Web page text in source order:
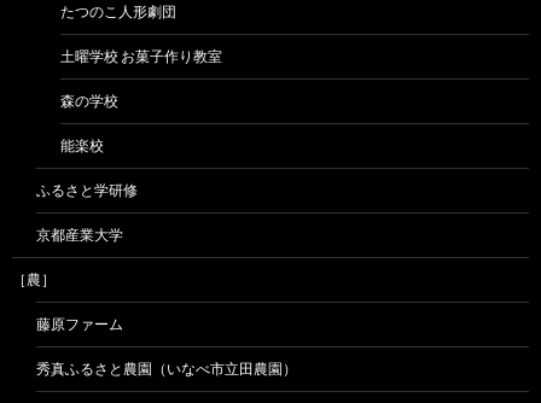
たつのこ人形劇団
土曜学校 お菓子作り教室
森の学校
能楽校
ふるさと学研修
京都産業大学
［農］
藤原ファーム
秀真ふるさと農園（いなべ市立田農園）